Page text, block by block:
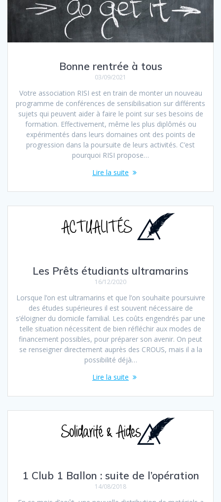
Bonne rentrée à tous
03/09/2021
Votre association RISI est en train de monter un nouveau
programme de conférences de sensibilisation sur différents
sujets qui peuvent aider à faire le point sur ses besoins de
formation. Effectivement, même les plus diplômés ou
expérimentés dans leurs domaines ont des points de
progression dans la poursuite de leurs activités. C’est
pourquoi RISI propose…
Lire la suite
Les Prêts étudiants ultramarins
16/12/2020
Lorsque l’on est ultramarins et que l’on souhaite poursuivre
des études supérieures il est souvent nécessaire de
s’éloigner du domicile familial. Les coûts engendrés par une
telle situation nécessitent de bien réfléchir aux modes de
financement possibles, pour préparer son avenir. On peut
se renseigner directement auprès des CROUS, mais il a la
possibilité déjà…
Lire la suite
1 Club 1 Ballon : suite de l’opération
14/08/2018